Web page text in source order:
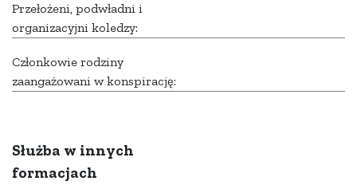
Przełożeni, podwładni i
organizacyjni koledzy:
Członkowie rodziny
zaangażowani w konspirację:
Służba w innych
formacjach